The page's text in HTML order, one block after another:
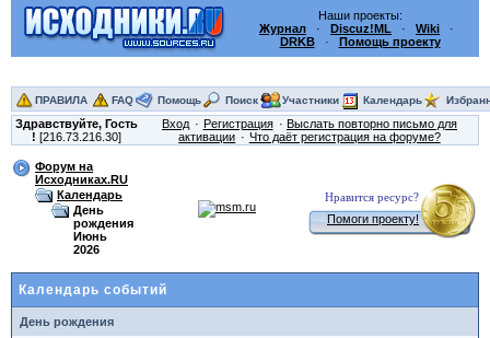
Наши проекты:
Журнал · Discuz!ML · Wiki ·
DRKB· Помощь проекту
ПРАВИЛА FAQ Помощь Поиск Участники Календарь
Здравствуйте, Гость
! [216.73.216.30]
Вход Регистрация
Выслать повторно письмо для
активации
Что даёт регистрация на форуме?
Форум на
Исходниках.RU
Календарь
День
рождения
Июнь
2026
Нравится ресурс?
Помоги проекту!
Календарь событий
День рождения